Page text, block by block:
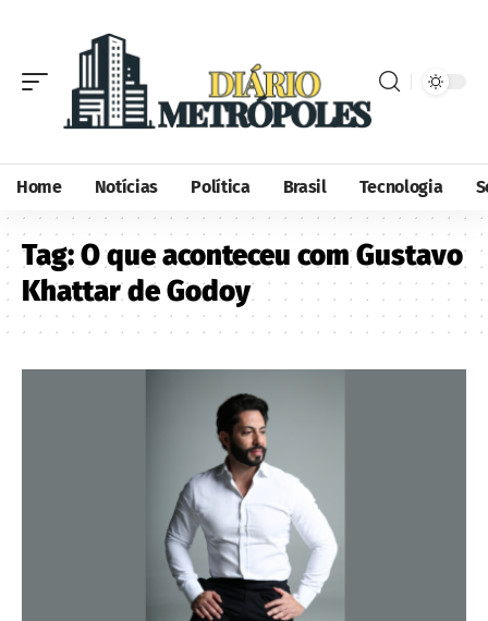
Home Notícias Política Brasil Tecnologia
Tag:O que aconteceu com Gustavo
Khattar de Godoy